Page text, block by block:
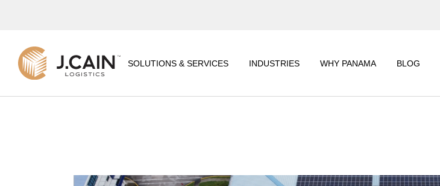
SOLUTIONS & SERVICES INDUSTRIES WHY PANAMA BLOG
E-COMMERCE &